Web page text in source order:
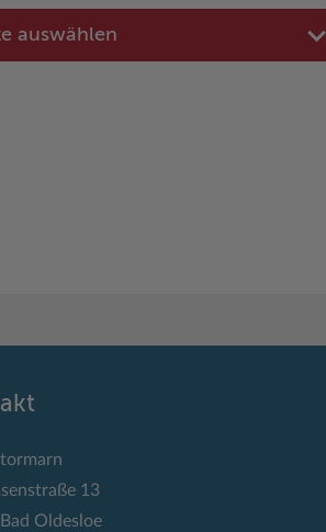
auswählen
13
Oldesloe